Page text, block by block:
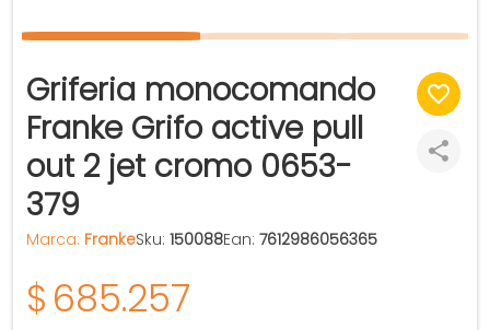
Griferia monocomando
Franke Grifo active pull
out 2 jet cromo 0653-
379
Marca: FrankeSku: 150088Ean: 7612986056365
$685.257